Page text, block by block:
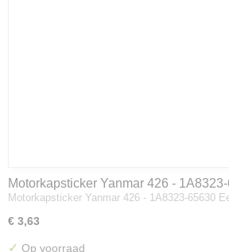
Motorkapsticker Yanmar 426 -
Motorkapsticker Yanmar 426 - 1A8323-65630
€ 3,63
✓ Op voorraad